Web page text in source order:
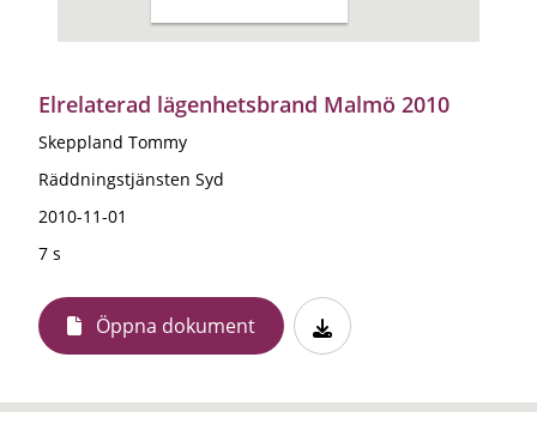
Elrelaterad lägenhetsbrand Malmö 2010
Skeppland Tommy
Räddningstjänsten Syd
2010-11-01
7 s
Öppna dokument